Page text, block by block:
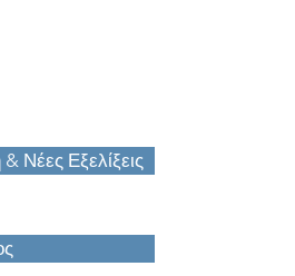
Νέες Εξελίξεις